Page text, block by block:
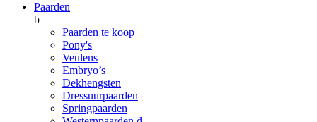
Paarden
b
Paarden te koop
Pony's
Veulens
Embryo’s
Dekhengsten
Dressuurpaarden
Springpaarden